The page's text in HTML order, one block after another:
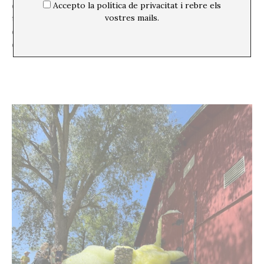
confessa: “No vaig sentir cap perill. Tot i això, ens
trobem amb resistències i actituds masclistes per part
de grafiters que insinuaven que aquest era un treball
d’homes.”
Accepto la política de privacitat i rebre els
vostres mails.